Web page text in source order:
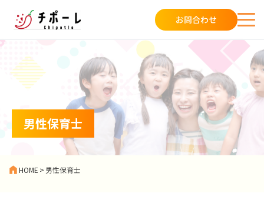
お問合わせ
男性保育士
HOME > 男性保育士